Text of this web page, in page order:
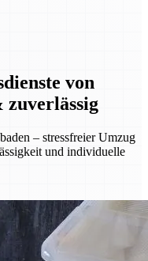
von
zuverlässig
– stressfreier Umzug
und individuelle